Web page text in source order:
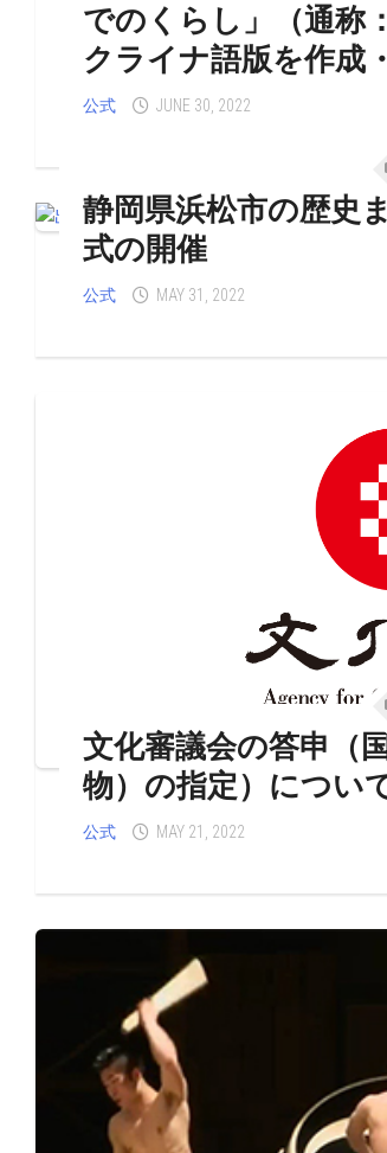
でのくらし」（通称
クライナ語版を作成
公式 JUNE 30, 2022
静岡県浜松市の歴史
式の開催
公式 MAY 31, 2022
文化審議会の答申（
物）の指定）につい
公式 MAY 21, 2022